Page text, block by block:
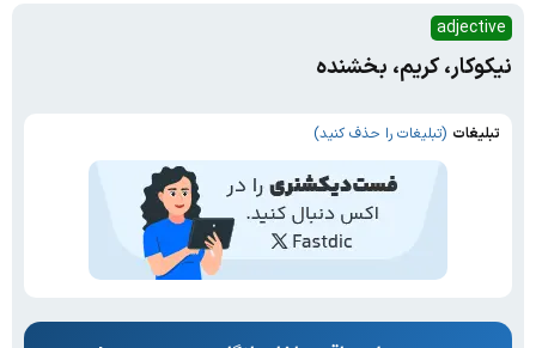
adjective
نیکوکار، کریم، بخشنده
تبلیغات (تبلیغات را حذف کنید)